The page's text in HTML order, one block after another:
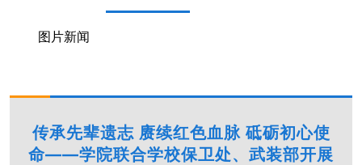
图片新闻
传承先辈遗志 赓续红色血脉 砥砺初心使
命——学院联合学校保卫处、武装部开展